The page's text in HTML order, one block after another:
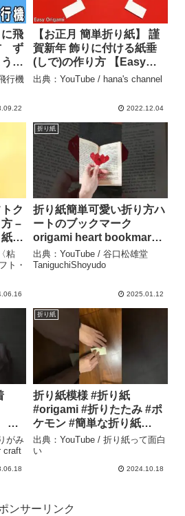
に飛
ず
き
紙
–
行機
【お正月 簡単折り紙】 謹
賀新年 飾りに付ける紙垂
(しで)の作り方 【Easy
Origami】How to make
날 떡 折纸 新年 梅花 元旦
channel
出典：YouTube / hana's channel
2022.12.04
ク
–
・
粘
ト・
折り紙
折り紙簡単可愛い折り方ハ
ートのブックマーク
origami heart bookmark
papercrafts valentine day
– 谷口松雄堂
出典：YouTube / 谷口松雄堂
TaniguchiShoyudo
2025.01.12
み
がみ
craft
折り紙
折り紙模様 #折り紙
#origami #折りたたみ #ポ
ケモン #簡単な折り紙
#origamicraft #ハンドメイ
ド #折り紙アート #爬虫類
#折りたたみ式 – 折り紙っ
出典：YouTube / 折り紙って面白
い
2024.10.18
ンサーリンク